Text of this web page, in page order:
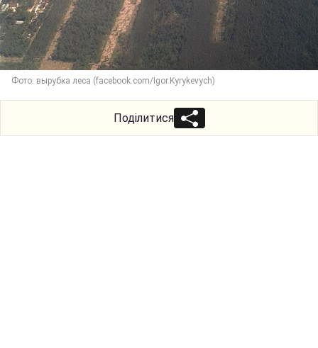
Фото: вырубка леса (facebook.com/Igor.Kyrykevych)
Поділитися